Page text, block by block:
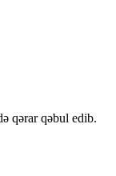
qərar qəbul edib.